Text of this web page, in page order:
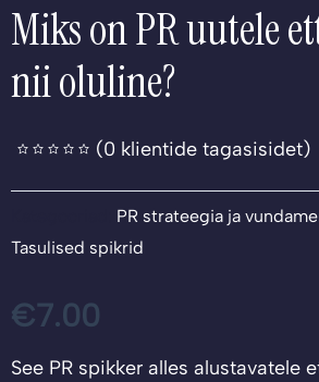
Miks on PR uutele
nii oluline?
(0 klientide tagasisidet)
PR strateegia ja
Tasulised spikrid
€7.00
See PR spikker alles alustavatele